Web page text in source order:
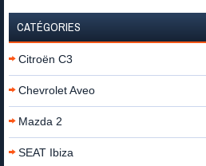
CATÉGORIES
Citroën C3
Chevrolet Aveo
Mazda 2
SEAT Ibiza